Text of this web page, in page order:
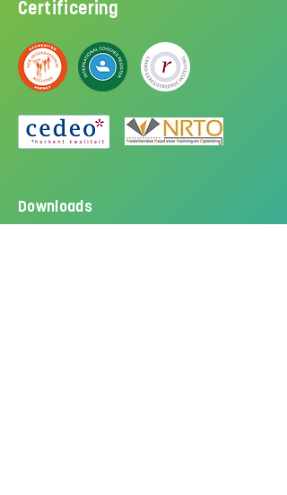
Certificering
Downloads